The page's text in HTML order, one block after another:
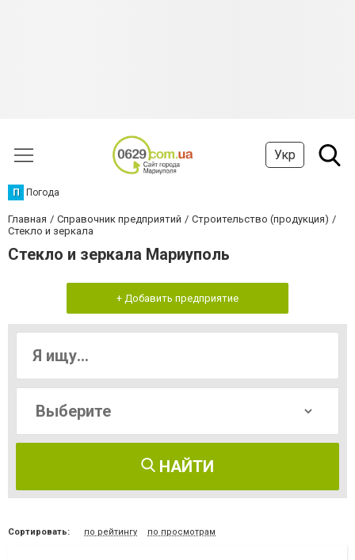
Укр
П Погода
Главная Справочник предприятий
Строительство (продукция)
Стекло и зеркала
Стекло и зеркала Мариуполь
+ Добавить предприятие
НАЙТИ
Сортировать: по рейтингу по просмотрам